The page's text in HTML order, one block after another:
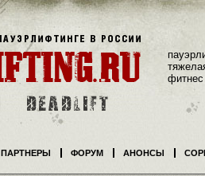
фитнес
ПАРТНЕРЫ ФОРУМ АНОНСЫ